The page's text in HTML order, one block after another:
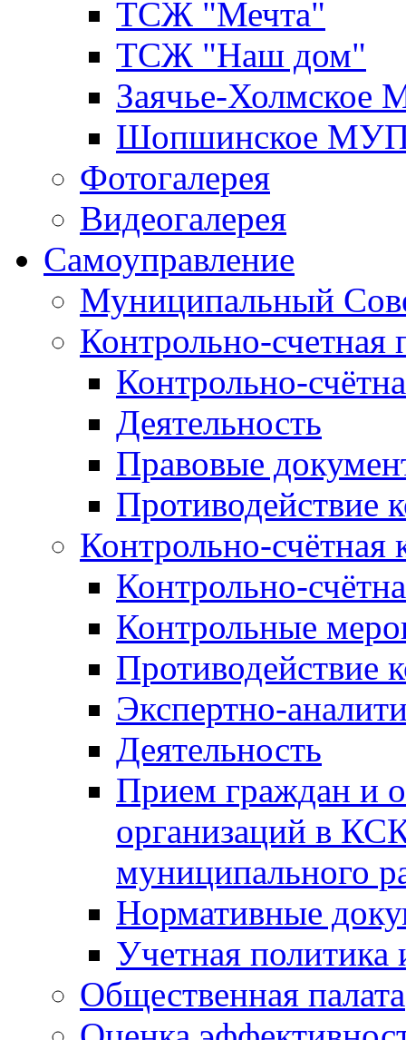
ТСЖ "Мечта"
ТСЖ "Наш дом"
Заячье-
Шопшинское
Фотогалерея
Видеогалерея
Самоуправление
Муниципальный
Контрольно-счетная
Контрольно-
Деятельность
Правовые
Противодействие
Контрольно-счётная
Контрольно-
Контрольные
Противодействие
Экспертно-
Деятельность
Прием граждан и
организаций в
муниципального
Нормативные
Учетная политика
Общественная палата